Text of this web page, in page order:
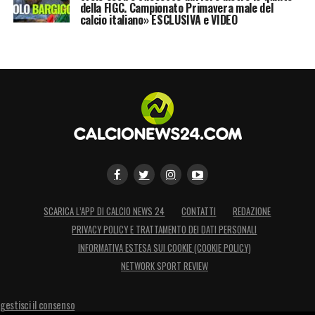
della FIGC. Campionato Primavera male del
calcio italiano» ESCLUSIVA e VIDEO
SCARICA L’APP DI CALCIO NEWS 24 CONTATTI
REDAZIONE
PRIVACY POLICY E TRATTAMENTO DEI DATI PERSONALI
INFORMATIVA ESTESA SUI COOKIE (COOKIE POLICY)
NETWORK SPORT REVIEW
gestisci il consenso